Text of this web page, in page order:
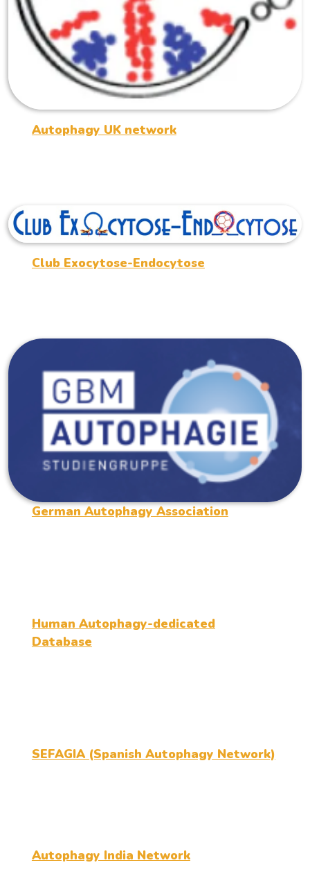
Autophagy UK network
Club Exocytose-Endocytose
German Autophagy Association
Human Autophagy-dedicated
Database
SEFAGIA (Spanish Autophagy Network)
Autophagy India Network